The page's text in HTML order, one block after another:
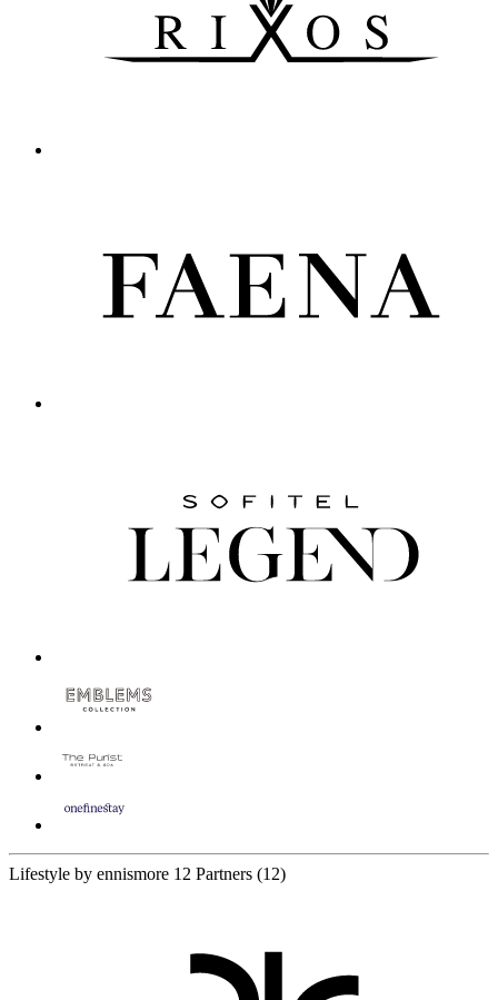
Lifestyle by ennismore 12 Partners (12)